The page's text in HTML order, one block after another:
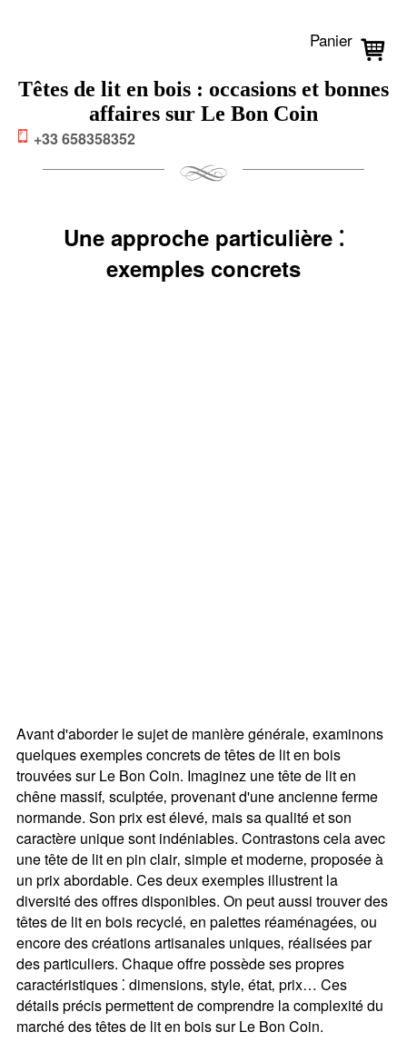
+33 658358352
Panier
Têtes de lit en bois : occasions et bonnes
affaires sur Le Bon Coin
Une approche particulière ⁚
exemples concrets
Avant d'aborder le sujet de manière générale‚ examinons
quelques exemples concrets de têtes de lit en bois
trouvées sur Le Bon Coin. Imaginez une tête de lit en
chêne massif‚ sculptée‚ provenant d'une ancienne ferme
normande. Son prix est élevé‚ mais sa qualité et son
caractère unique sont indéniables. Contrastons cela avec
une tête de lit en pin clair‚ simple et moderne‚ proposée à
un prix abordable. Ces deux exemples illustrent la
diversité des offres disponibles. On peut aussi trouver des
têtes de lit en bois recyclé‚ en palettes réaménagées‚ ou
encore des créations artisanales uniques‚ réalisées par
des particuliers. Chaque offre possède ses propres
caractéristiques ⁚ dimensions‚ style‚ état‚ prix… Ces
détails précis permettent de comprendre la complexité du
marché des têtes de lit en bois sur Le Bon Coin.